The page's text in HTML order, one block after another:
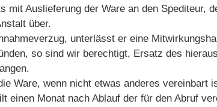
mit Auslieferung der Ware an den Spediteur,
über.
unterlässt er eine
so sind wir berechtigt, Ersatz des
Ware, wenn nicht etwas anderes vereinbart
einen Monat nach Ablauf der für den Abruf